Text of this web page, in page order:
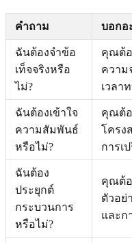
คำถาม บอกอ
ฉันต้องจำข้อ
เท็จจริงหรือ
ไม่?
คุณต้อ
ความ
เวลา
ฉันต้องเข้าใจ
ความสัมพันธ์
หรือไม่?
คุณต้อ
โครง
การเ
ฉันต้อง
ประยุกต์
กระบวนการ
หรือไม่?
คุณต้อ
ตัวอย่
และก